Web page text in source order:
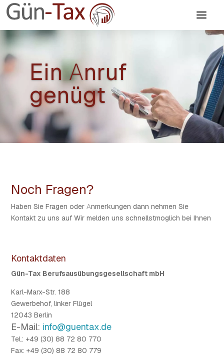
Ein Anruf
genügt
Noch Fragen?
Haben Sie Fragen oder Anmerkungen dann nehmen Sie
Kontakt zu uns auf Wir melden uns schnellstmoglich bei Ihnen
Kontaktdaten
Gün-Tax Berufsausübungsgesellschaft mbH
Karl-Marx-Str. 188
Gewerbehof, linker Flügel
12043 Berlin
E-Mail: info@guentax.de
Tel.: +49 (30) 88 72 80 770
Fax: +49 (30) 88 72 80 779